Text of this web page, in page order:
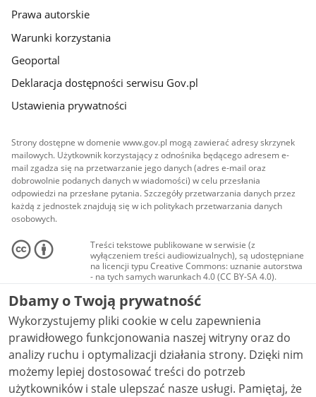
Prawa autorskie
Warunki korzystania
Geoportal
Deklaracja dostępności serwisu Gov.pl
Ustawienia prywatności
Strony dostępne w domenie www.gov.pl mogą zawierać adresy skrzynek
mailowych. Użytkownik korzystający z odnośnika będącego adresem e-
mail zgadza się na przetwarzanie jego danych (adres e-mail oraz
dobrowolnie podanych danych w wiadomości) w celu przesłania
odpowiedzi na przesłane pytania. Szczegóły przetwarzania danych przez
każdą z jednostek znajdują się w ich politykach przetwarzania danych
osobowych.
Treści tekstowe publikowane w serwisie (z
wyłączeniem treści audiowizualnych), są udostępniane
na licencji typu Creative Commons: uznanie autorstwa
- na tych samych warunkach 4.0 (CC BY-SA 4.0).
Materiały audiowizualne, w tym zdjęcia, materiały
audio i wideo, są udostępniane na licencji typu
Creative Commons: uznanie autorstwa użycie
niekomercyjne - bez utworów zależnych 4.0 (CC BY-
NC-ND 4.0), o ile nie jest to stwierdzone inaczej.
Dbamy o Twoją prywatność
Wykorzystujemy pliki cookie w celu zapewnienia
prawidłowego funkcjonowania naszej witryny oraz do
analizy ruchu i optymalizacji działania strony. Dzięki nim
możemy lepiej dostosować treści do potrzeb
użytkowników i stale ulepszać nasze usługi. Pamiętaj, że